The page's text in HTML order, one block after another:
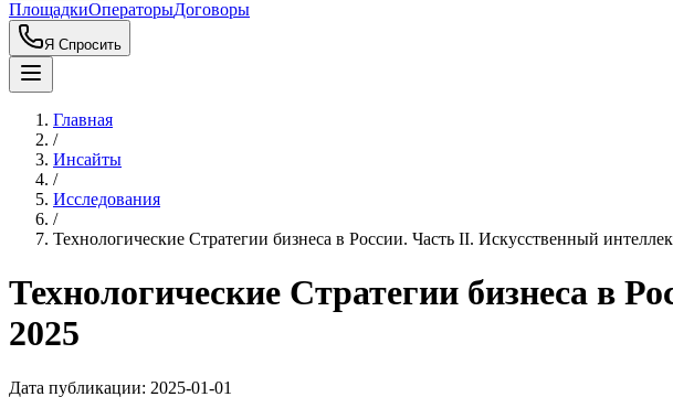
ПлощадкиОператорыДоговоры
Я Спросить
Главная
/
Инсайты
/
Исследования
/
Технологические Стратегии бизнеса в России. Часть II. Искусственный
Технологические Стратегии бизнеса в
2025
Дата публикации: 2025-01-01